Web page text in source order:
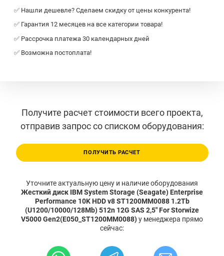
✅ Нашли дешевле? Сделаем скидку от цены конкурента!
✅ Гарантия 12 месяцев на все категории товара!
✅ Рассрочка платежа 30 календарных дней
✅ Возможна постоплата!
Получите расчет стоимости всего проекта,
отправив запрос со списком оборудования:
ПОЛУЧИТЬ РАСЧЕТ
Уточните актуальную цену и наличие оборудования
Жесткий диск IBM System Storage (Seagate) Enterprise
Performance 10K HDD v8 ST1200MM0088 1.2Tb
(U1200/10000/128Mb) 512n 12G SAS 2,5" For Storwize
V5000 Gen2(E050_ST1200MM0088)у менеджера прямо
сейчас: